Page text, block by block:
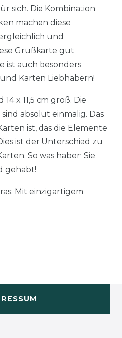
sich. Die Kombination
machen diese
und
Grußkarte gut
ist auch besonders
Karten Liebhabern!
x 11,5 cm groß. Die
absolut einmalig. Das
ist, das die Elemente
ist der Unterschied zu
So was haben Sie
gehabt!
Mit einzigartigem